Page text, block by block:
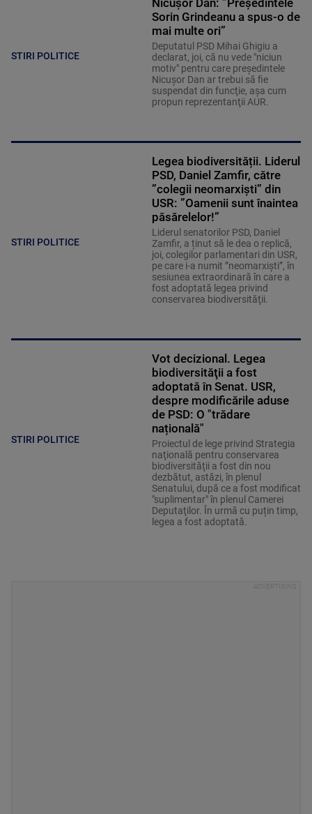
STIRI POLITICE
Nicușor Dan: ”Președintele
Sorin Grindeanu a spus-o de
mai multe ori”
Deputatul PSD Mihai Ghigiu a
declarat, joi, că nu vede "niciun
motiv" pentru care preşedintele
Nicuşor Dan ar trebui să fie
suspendat din funcţie, aşa cum
propun reprezentanţii AUR.
STIRI POLITICE
Legea biodiversității. Liderul
PSD, Daniel Zamfir, către
”colegii neomarxiști” din
USR: ”Oamenii sunt înaintea
păsărelelor!”
Liderul senatorilor PSD, Daniel
Zamfir, a ținut să le dea o replică,
joi, colegilor parlamentari din USR,
pe care i-a numit ”neomarxiști”, în
sesiunea extraordinară în care a
fost adoptată legea privind
conservarea biodiversităţii.
STIRI POLITICE
Vot decizional. Legea
biodiversităţii a fost
adoptată în Senat. USR,
despre modificările aduse
de PSD: O "trădare
națională"
Proiectul de lege privind Strategia
naţională pentru conservarea
biodiversităţii a fost din nou
dezbătut, astăzi, în plenul
Senatului, după ce a fost modificat
"suplimentar" în plenul Camerei
Deputaţilor. În urmă cu puțin timp,
legea a fost adoptată.